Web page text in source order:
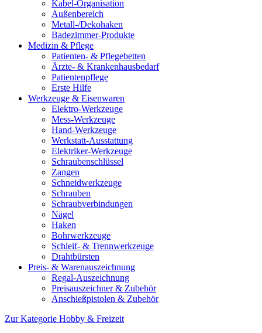
Kabel-Organisation
Außenbereich
Metall-/Dekohaken
Badezimmer-Produkte
Medizin & Pflege
Patienten- & Pflegebetten
Ärzte- & Krankenhausbedarf
Patientenpflege
Erste Hilfe
Werkzeuge & Eisenwaren
Elektro-Werkzeuge
Mess-Werkzeuge
Hand-Werkzeuge
Werkstatt-Ausstattung
Elektriker-Werkzeuge
Schraubenschlüssel
Zangen
Schneidwerkzeuge
Schrauben
Schraubverbindungen
Nägel
Haken
Bohrwerkzeuge
Schleif- & Trennwerkzeuge
Drahtbürsten
Preis- & Warenauszeichnung
Regal-Auszeichnung
Preisauszeichner & Zubehör
Anschießpistolen & Zubehör
Zur Kategorie Hobby & Freizeit